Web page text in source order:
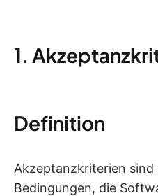
1.
Definition
Akzeptanzkriterien sind
Bedingungen, die